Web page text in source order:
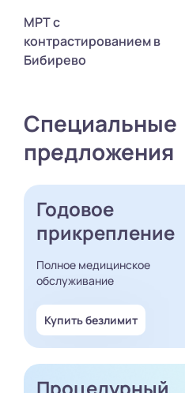
МРТ с
контрастированием в
Бибирево
Специальные
предложения
Годовое
прикрепление
Полное медицинское
обслуживание
Купить безлимит
Процедурный